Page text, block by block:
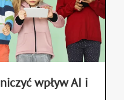
wpływ AI i